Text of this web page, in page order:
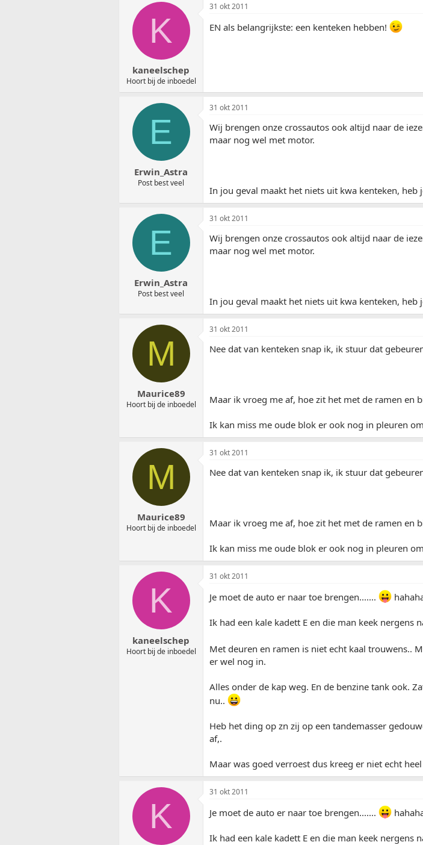
K
kaneelschep
Hoort bij de inboedel
31 okt 2011
EN als belangrijkste: een kenteken hebben!
E
Erwin_Astra
Post best veel
31 okt 2011
Wij brengen onze crossautos ook altijd naar de
maar nog wel met motor.
In jou geval maakt het niets uit kwa kenteken, heb
E
Erwin_Astra
Post best veel
31 okt 2011
Wij brengen onze crossautos ook altijd naar de
maar nog wel met motor.
In jou geval maakt het niets uit kwa kenteken, heb
M
Maurice89
Hoort bij de inboedel
31 okt 2011
Nee dat van kenteken snap ik, ik stuur dat
Maar ik vroeg me af, hoe zit het met de ramen en
Ik kan miss me oude blok er ook nog in pleuren
M
Maurice89
Hoort bij de inboedel
31 okt 2011
Nee dat van kenteken snap ik, ik stuur dat
Maar ik vroeg me af, hoe zit het met de ramen en
Ik kan miss me oude blok er ook nog in pleuren
K
kaneelschep
Hoort bij de inboedel
31 okt 2011
Je moet de auto er naar toe brengen.......
Ik had een kale kadett E en die man keek nergens
Met deuren en ramen is niet echt kaal trouwens..
er wel nog in.
Alles onder de kap weg. En de benzine tank ook.
nu..
Heb het ding op zn zij op een tandemasser
af,.
Maar was goed verroest dus kreeg er niet echt
K
31 okt 2011
Je moet de auto er naar toe brengen.......
Ik had een kale kadett E en die man keek nergens